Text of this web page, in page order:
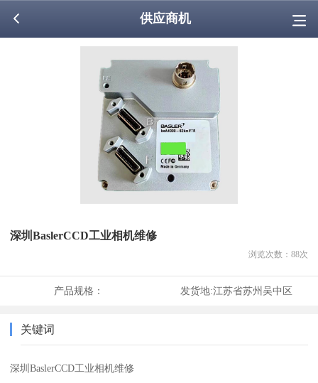
供应商机
深圳BaslerCCD工业相机维修
浏览次数： 88次
产品规格： 发货地:江苏省苏州吴中区
关键词
深圳BaslerCCD工业相机维修